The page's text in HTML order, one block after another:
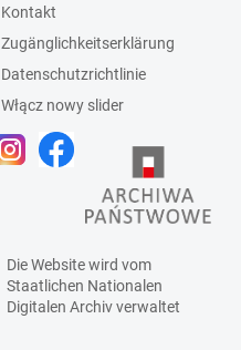
Kontakt
Zugänglichkeitserklärung
Datenschutzrichtlinie
Włącz nowy slider
Die Website wird vom
Staatlichen Nationalen
Digitalen Archivverwaltet